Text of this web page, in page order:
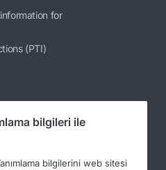
for
(PTI)
bilgileri ile
bilgilerini web sitesi